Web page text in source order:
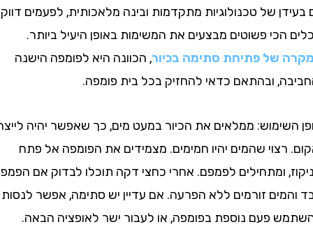
של טכנולוגיות מתקדמות ובינה מלאכותית, לפעמים דווקא
פשוטים מבצעים את המשימות באופן היעיל ביותר.
של פתיחת סתימה בכיור, הכוונה היא לפומפה הישנה
ובהתאם כדאי להחזיק בכל בית פומפה.
ממלאים את הכיור במעט מים, כך שאפשר יהיה לייצר
שהמים יהיו חמימים. מצמידים את הפומפה אל פתח
ומתחילים לפמפם. אחרי כחצי דקה תוכלו לבדוק אם הפמפום
זורמים ללא הפרעה. אם עדיין יש סתימה, אפשר לנסות
פעם נוספת בפומפה, או לעבור ישר לאופציה הבאה.